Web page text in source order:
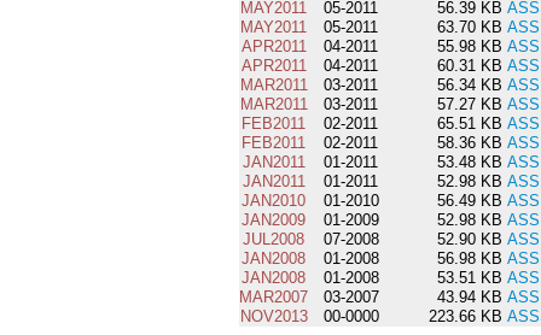
MAY2011
05-2011 56.39 KB
MAY2011
05-2011 63.70 KB
APR2011
04-2011 55.98 KB
APR2011
04-2011 60.31 KB
MAR2011
03-2011 56.34 KB
MAR2011
03-2011 57.27 KB
FEB2011
02-2011 65.51 KB
FEB2011
02-2011 58.36 KB
JAN2011
01-2011 53.48 KB
JAN2011
01-2011 52.98 KB
JAN2010
01-2010 56.49 KB
JAN2009
01-2009 52.98 KB
JUL2008
07-2008 52.90 KB
JAN2008
01-2008 56.98 KB
JAN2008
01-2008 53.51 KB
MAR2007
03-2007 43.94 KB
NOV2013
00-0000 223.66 KB